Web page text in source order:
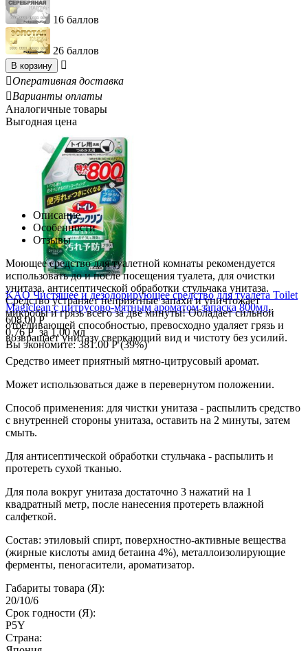
16 баллов
26 баллов
В корзину

Оперативная доставка
Варианты оплаты
Аналогичные товары
Выгодная цена
KAO Чистящее и дезодорирующее средство для туалета Toilet
Magiclean с цитрусово-мятным ароматом запаска 800мл.
608.00 Р
0.76 Рза 1.00 мл
Вы экономите:381.00 Р(39%)
Описание
Особенности
Отзывы
Моющее средство для туалетной комнаты рекомендуется
использовать до и после посещения туалета, для очистки
унитаза, антисептической обработки стульчака унитаза.
Средство устраняет неприятные запахи и уничтожает
микробы и грязь всего за две минуты! Обладает сильной
отбеливающей способностью, превосходно удаляет грязь и
возвращает унитазу сверкающий вид и чистоту без усилий.
Средство имеет приятный мятно-цитрусовый аромат.
Может использоваться даже в перевернутом положении.
Способ применения: для чистки унитаза - распылить средство
с внутренней стороны унитаза, оставить на 2 минуты, затем
смыть.
Для антисептической обработки стульчака - распылить и
протереть сухой тканью.
Для пола вокруг унитаза достаточно 3 нажатий на 1
квадратный метр, после нанесения протереть влажной
салфеткой.
Состав: этиловый спирт, поверхностно-активные вещества
(жирные кислоты амид бетаина 4%), металлоизолирующие
ферменты, пеногасители, ароматизатор.
Габариты товара (Я):
20/10/6
Срок годности (Я):
P5Y
Страна: